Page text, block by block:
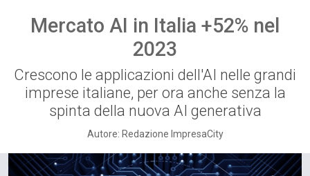
Mercato AI in Italia +52% nel
2023
Crescono le applicazioni dell'AI nelle grandi
imprese italiane, per ora anche senza la
spinta della nuova AI generativa
Autore: Redazione ImpresaCity